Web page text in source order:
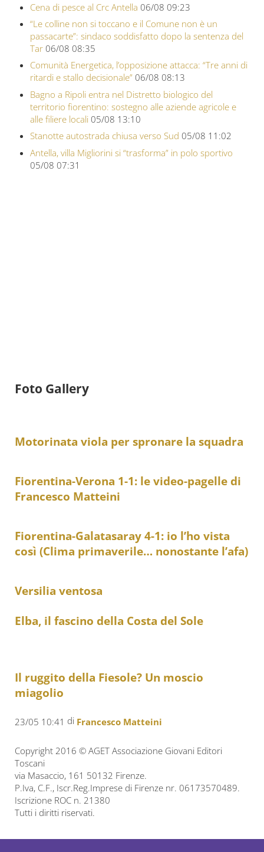
Cena di pesce al Crc Antella 06/08 09:23
“Le colline non si toccano e il Comune non è un
passacarte”: sindaco soddisfatto dopo la sentenza del
Tar 06/08 08:35
Comunità Energetica, l’opposizione attacca: “Tre anni di
ritardi e stallo decisionale” 06/08 08:13
Bagno a Ripoli entra nel Distretto biologico del
territorio fiorentino: sostegno alle aziende agricole e
alle filiere locali 05/08 13:10
Stanotte autostrada chiusa verso Sud 05/08 11:02
Antella, villa Migliorini si “trasforma” in polo sportivo
05/08 07:31
Foto Gallery
Motorinata viola per spronare la squadra
Fiorentina-Verona 1-1: le video-pagelle di
Francesco Matteini
Fiorentina-Galatasaray 4-1: io l’ho vista
così (Clima primaverile… nonostante l’afa)
Versilia ventosa
Elba, il fascino della Costa del Sole
Il ruggito della Fiesole? Un moscio
miagolio
23/05 10:41 di Francesco Matteini
Copyright 2016 © AGET Associazione Giovani Editori
Toscani
via Masaccio, 161 50132 Firenze.
P.Iva, C.F., Iscr.Reg.Imprese di Firenze nr. 06173570489.
Iscrizione ROC n. 21380
Tutti i diritti riservati.